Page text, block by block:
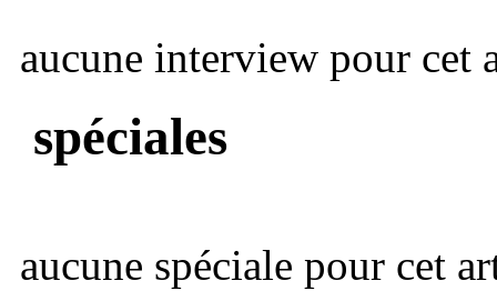
aucune interview pour cet
spéciales
aucune spéciale pour cet